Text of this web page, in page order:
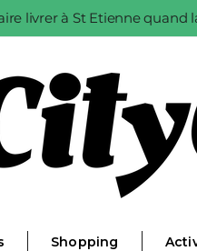
livrer à St Etienne quand
Shopping